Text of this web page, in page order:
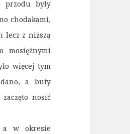
przodu były
chodakami,
lecz z niższą
mosiężnymi
więcej tym
a buty
nosić
a w okresie